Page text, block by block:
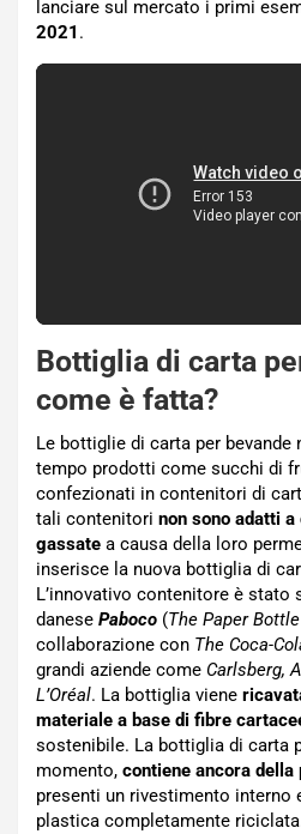
lanciare sul mercato i primi
2021 .
Bottiglia di carta
come è fatta?
Le bottiglie di carta per bevande
tempo prodotti come succhi di
confezionati in contenitori di
tali contenitori non sono adatti
gassate a causa della loro
inserisce la nuova bottiglia di
L’innovativo contenitore è stato
danese Paboco (The Paper
collaborazione con The Coca-
grandi aziende come Carlsberg,
L’Oréal. La bottiglia viene
materiale a base di fibre
sostenibile. La bottiglia di carta
momento, contiene ancora della
presenti un rivestimento interno
plastica completamente